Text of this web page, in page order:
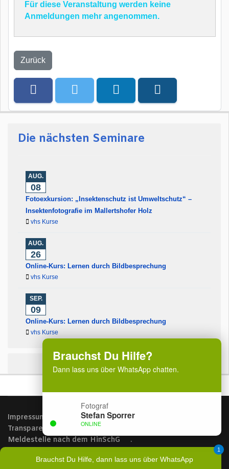
Für diese Veranstaltung werden keine
Anmeldungen mehr angenommen.
Zurück
Die nächsten Seminare
AUG.
08
Fotoexkursion: „Insektenschutz ist Umweltschutz“ –
Insektenfotografie im Mallertshofer Holz
vhs Kurse
AUG.
26
Online-Kurs: Lernen durch Bildbesprechung
vhs Kurse
SEP.
09
Online-Kurs: Lernen durch Bildbesprechung
vhs Kurse
Brauchst Du Hilfe, dann lass uns über WhatsApp
1
Brauchst Du Hilfe?
Dann lass uns über WhatsApp chatten.
Fotograf
Stefan Sporrer
ONLINE
Impressum Datenschutzerklärung
Transparenzdokument
Datenschutz AGB
Meldestelle nach dem HinSchG
.